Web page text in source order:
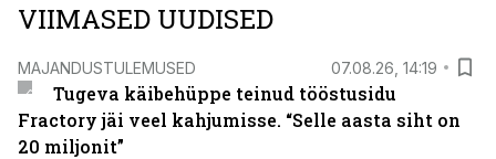
VIIMASED UUDISED
MAJANDUSTULEMUSED 07.08.26, 14:19
Tugeva käibehüppe teinud tööstusidu
Fractory jäi veel kahjumisse. “Selle aasta siht on
20 miljonit”